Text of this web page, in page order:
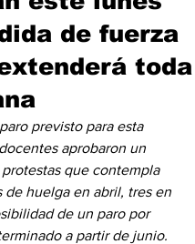
de fuerza
toda
previsto para esta
aprobaron un
que contempla
de huelga en abril, tres en
de un paro por
a partir de junio.